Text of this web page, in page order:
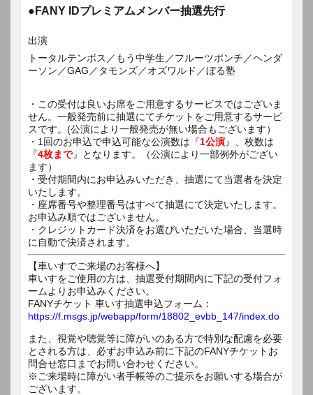
●FANY IDプレミアムメンバー抽選先行
出演
トータルテンボス／もう中学生／フルーツポンチ／ヘンダ
ーソン／GAG／タモンズ／オズワルド／ぼる塾
・この受付は良いお席をご用意するサービスではございま
せん。一般発売前に抽選にてチケットをご用意するサービ
スです。(公演により一般発売が無い場合もございます）
・1回のお申込で申込可能な公演数は『1公演』、枚数は
『4枚まで』となります。（公演により一部例外がござい
ます）
・受付期間内にお申込みいただき、抽選にて当選者を決定
いたします。
・座席番号や整理番号はすべて抽選にて決定いたします。
お申込み順ではございません。
・クレジットカード決済をお選びいただいた場合、当選時
に自動で決済されます。
【車いすでご来場のお客様へ】
車いすをご使用の方は、抽選受付期間内に下記の受付フォ
ームよりお申込みください。
FANYチケット 車いす抽選申込フォーム：
https://f.msgs.jp/webapp/form/18802_evbb_147/index.do
また、視覚や聴覚等に障がいのある方で特別な配慮を必要
とされる方は、必ずお申込み前に下記のFANYチケットお
問合せ窓口までお問い合わせください。
※ご来場時に障がい者手帳等のご提示をお願いする場合が
ございます。